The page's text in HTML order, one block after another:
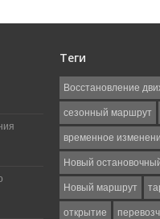
Теги
Восстановление
сезонный маршрут
временное
Новый
Новый маршрут
открытие